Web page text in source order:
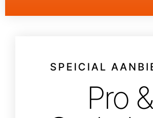
SPEICIAL
Pro &